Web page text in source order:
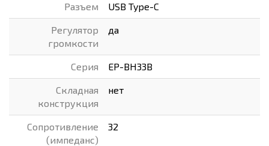
Разъем USB Type-C
Регулятор
громкости
да
Серия EP-BH33B
Складная
конструкция
нет
Сопротивление
(импеданс)
32